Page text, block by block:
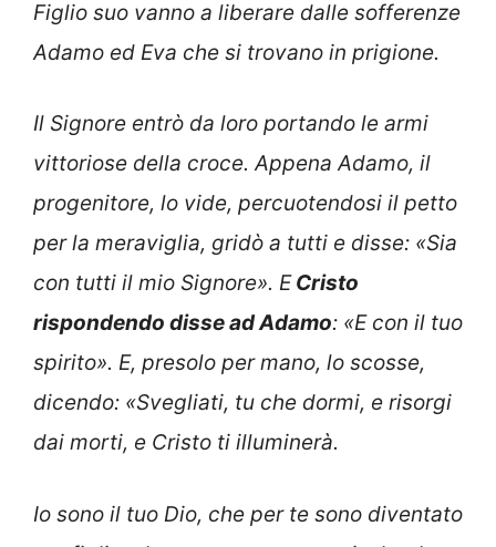
Figlio suo vanno a liberare dalle sofferenze
Adamo ed Eva che si trovano in prigione.
Il Signore entrò da loro portando le armi
vittoriose della croce. Appena Adamo, il
progenitore, lo vide, percuotendosi il petto
per la meraviglia, gridò a tutti e disse: «Sia
con tutti il mio Signore». ECristo
rispondendo disse ad Adamo: «E con il tuo
spirito». E, presolo per mano, lo scosse,
dicendo: «Svegliati, tu che dormi, e risorgi
dai morti, e Cristo ti illuminerà.
Io sono il tuo Dio, che per te sono diventato